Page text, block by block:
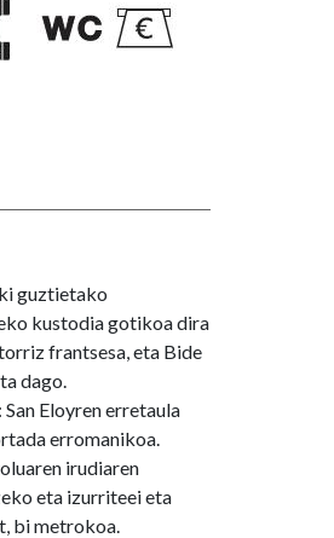
guztietako
kustodia gotikoa dira
frantsesa, eta Bide
dago.
Eloyren erretaula
erromanikoa.
irudiaren
eta izurriteei eta
bi metrokoa.